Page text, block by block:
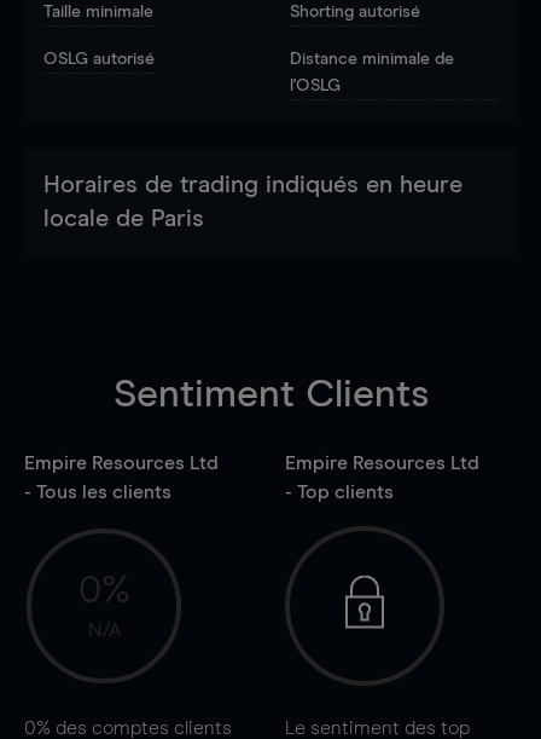
Taille minimale Shorting autorisé
OSLG autorisé
Distance minimale de
l'OSLG
Horaires de trading indiqués en heure
locale de Paris
Sentiment Clients
Empire Resources Ltd
- Tous les clients
0%
N/A
0% des comptes clients
Empire Resources Ltd
- Top clients
Le sentiment des top